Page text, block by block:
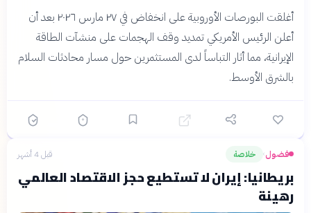
أغلقت البورصات الأوروبية على انخفاض في ٢٧ مارس ٢٠٢٦ بعد أن
أعلن الرئيس الأمريكي تمديد وقف الهجمات على منشآت الطاقة
الإيرانية، مما أثار التباساً لدى المستثمرين حول مسار محادثات السلام
بالشرق الأوسط.
فضول› خلاصة قبل 4 أشهر
بريطانيا: إيران لا تستطيع حجز الاقتصاد العالمي
رهينة